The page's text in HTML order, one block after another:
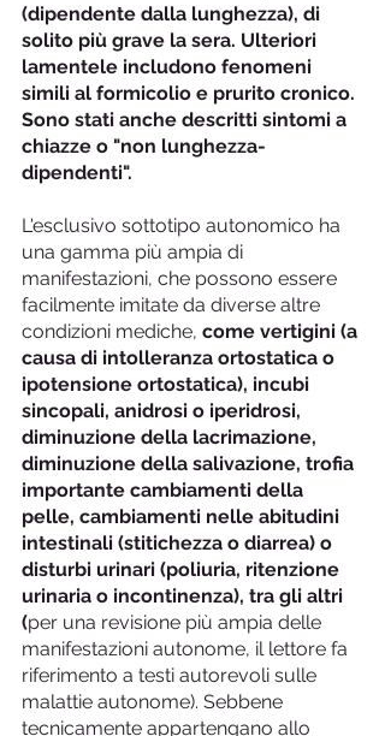
(dipendente dalla lunghezza), di
solito più grave la sera. Ulteriori
lamentele includono fenomeni
simili al formicolio e prurito cronico.
Sono stati anche descritti sintomi a
chiazze o "non lunghezza-
dipendenti".
L'esclusivo sottotipo autonomico ha
una gamma più ampia di
manifestazioni, che possono essere
facilmente imitate da diverse altre
condizioni mediche, come vertigini (a
causa di intolleranza ortostatica o
ipotensione ortostatica), incubi
sincopali, anidrosi o iperidrosi,
diminuzione della lacrimazione,
diminuzione della salivazione, trofia
importante cambiamenti della
pelle, cambiamenti nelle abitudini
intestinali (stitichezza o diarrea) o
disturbi urinari (poliuria, ritenzione
urinaria o incontinenza), tra gli altri
(per una revisione più ampia delle
manifestazioni autonome, il lettore fa
riferimento a testi autorevoli sulle
malattie autonome). Sebbene
tecnicamente appartengano allo